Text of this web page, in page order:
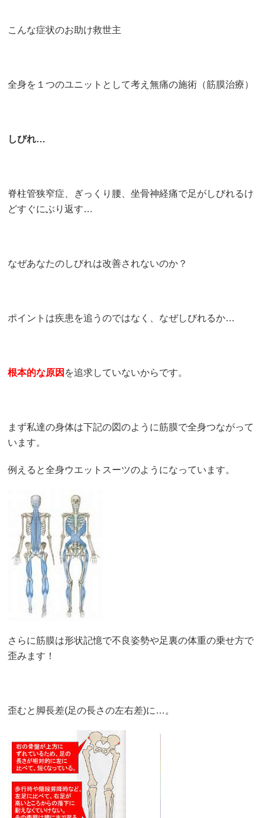
こんな症状のお助け救世主
全身を１つのユニットとして考え無痛の施術（筋膜治療）
しびれ…
脊柱管狭窄症、ぎっくり腰、坐骨神経痛で足がしびれるけ
どすぐにぶり返す…
なぜあなたのしびれは改善されないのか？
ポイントは疾患を追うのではなく、なぜしびれるか…
根本的な原因 を追求していないからです。
まず私達の身体は下記の図のように筋膜で全身つながって
います。
例えると全身ウエットスーツのようになっています。
さらに筋膜は形状記憶で不良姿勢や足裏の体重の乗せ方で
歪みます！
歪むと脚長差(足の長さの左右差)に…。